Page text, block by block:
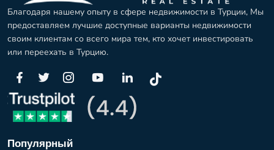
Благодаря нашему опыту в сфере недвижимости в Турции, Мы
предоставляем лучшие доступные варианты недвижимости
своим клиентам со всего мира тем, кто хочет инвестировать
или переехать в Турцию.
Популярный